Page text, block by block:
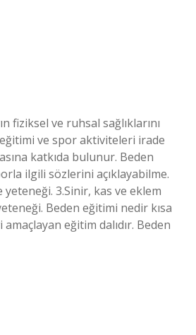
fiziksel ve ruhsal sağlıklarını
ve spor aktiviteleri irade
katkıda bulunur. Beden
ilgili sözlerini açıklayabilme.
3.Sinir, kas ve eklem
Beden eğitimi nedir kısa
eğitim dalıdır. Beden